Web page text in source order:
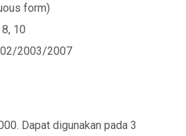
form)
10
2003/2007
Dapat digunakan pada 3